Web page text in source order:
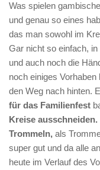
Was spielen
und genau so eines
das man sowohl im
Gar nicht so einfach,
und auch noch die
noch einiges
den Weg nach hinten.
für das Familienfest
Kreise ausschneiden.
Trommeln, als
super gut und da alle
heute im Verlauf des